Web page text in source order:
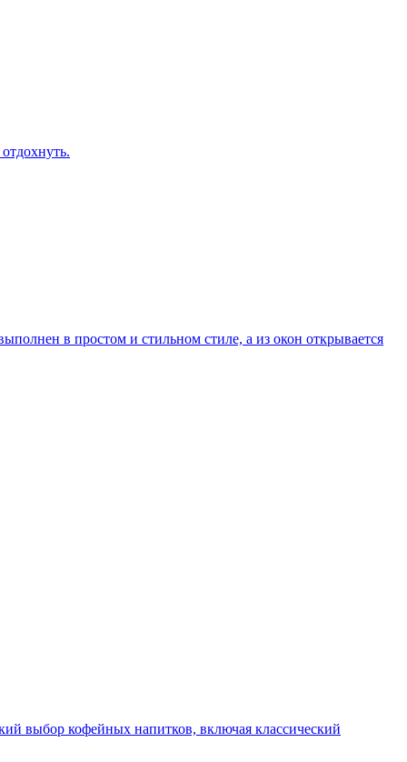
в простом и стильном стиле, а из окон открывается
выбор кофейных напитков, включая классический